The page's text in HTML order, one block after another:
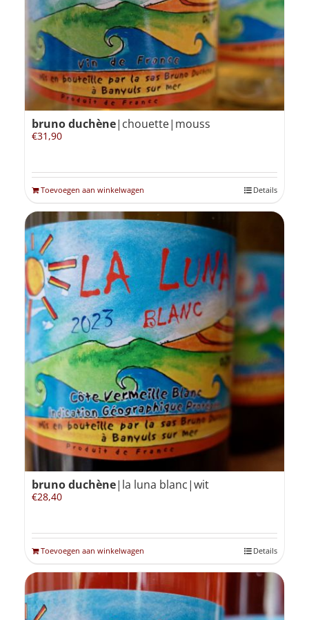
bruno duchène|chouette|mouss
€31,90
Toevoegen aan winkelwagen Details
bruno duchène|la luna blanc|wit
€28,40
Toevoegen aan winkelwagen Details